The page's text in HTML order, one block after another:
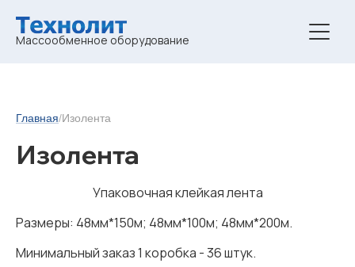
Массообменное оборудование
Главная/Изолента
Изолента
Упаковочная клейкая лента
Размеры: 48мм*150м; 48мм*100м; 48мм*200м.
Минимальный заказ 1 коробка - 36 штук.